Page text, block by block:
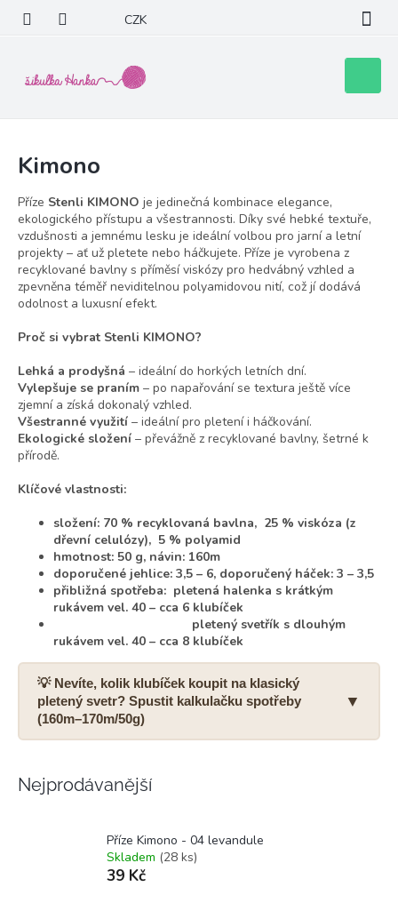
obsah
CZK
košík
Kimono
Příze Stenli KIMONO je jedinečná kombinace elegance,
ekologického přístupu a všestrannosti. Díky své hebké textuře,
vzdušnosti a jemnému lesku je ideální volbou pro jarní a letní
projekty – ať už pletete nebo háčkujete. Příze je vyrobena z
recyklované bavlny s příměsí viskózy pro hedvábný vzhled a
zpevněna téměř neviditelnou polyamidovou nití, což jí dodává
odolnost a luxusní efekt.
Proč si vybrat Stenli KIMONO?
Lehká a prodyšná – ideální do horkých letních dní.
Vylepšuje se praním – po napařování se textura ještě více
zjemní a získá dokonalý vzhled.
Všestranné využití – ideální pro pletení i háčkování.
Ekologické složení – převážně z recyklované bavlny, šetrné k
přírodě.
Klíčové vlastnosti:
složení: 70 % recyklovaná bavlna, 25 % viskóza (z
dřevní celulózy), 5 % polyamid
hmotnost: 50 g, návin: 160m
doporučené jehlice: 3,5 – 6, doporučený háček: 3 – 3,5
přibližná spotřeba: pletená halenka s krátkým
rukávem vel. 40 – cca 6 klubíček
pletený svetřík s dlouhým
rukávem vel. 40 – cca 8 klubíček
💡 Nevíte, kolik klubíček koupit na klasický
pletený svetr? Spustit kalkulačku spotřeby
(160m–170m/50g)
▼
Pro koho pletete?
Zvolte dámskou velikost svetru:
Nejprodávanější
Příze Kimono - 04 levandule
Skladem (28 ks)
39 Kč